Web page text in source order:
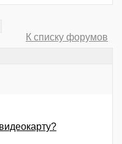
К списку форумов